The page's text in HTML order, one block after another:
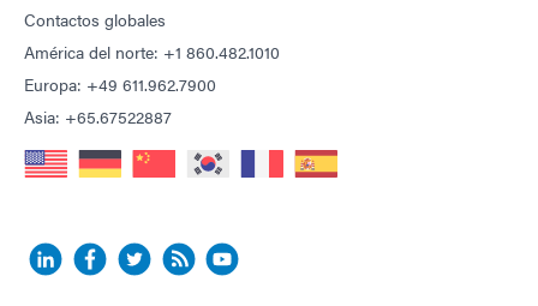
Contactos globales
América del norte: +1 860.482.1010
Europa: +49 611.962.7900
Asia: +65.67522887